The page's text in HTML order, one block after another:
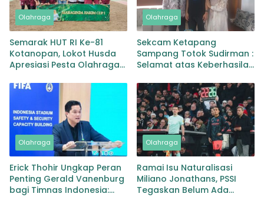
Olahraga
Semarak HUT RI Ke-81
Kotanopan, Lokot Husda
Apresiasi Pesta Olahraga
Olahraga
Sekcam Ketapang
Sampang Totok Sudirman :
Selamat atas Keberhasilan
Juara SEA Games di
Thailand
Olahraga
Erick Thohir Ungkap Peran
Penting Gerald Vanenburg
bagi Timnas Indonesia:
Olahraga
Ramai Isu Naturalisasi
Miliano Jonathans, PSSI
Tegaskan Belum Ada